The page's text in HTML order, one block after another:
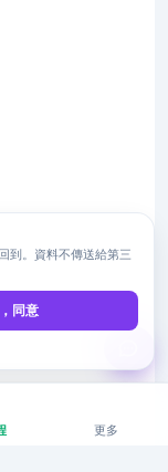
更多
到。資料不傳送給第三
同意